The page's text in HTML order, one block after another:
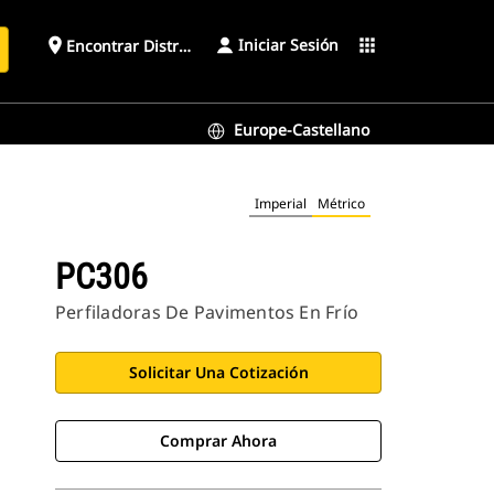
place Encontrar Distribuidor Iniciar Sesión apps
Europe-Castellano
Imperial Métrico
PC306
Perfiladoras De Pavimentos En Frío
Solicitar Una Cotización
Comprar Ahora